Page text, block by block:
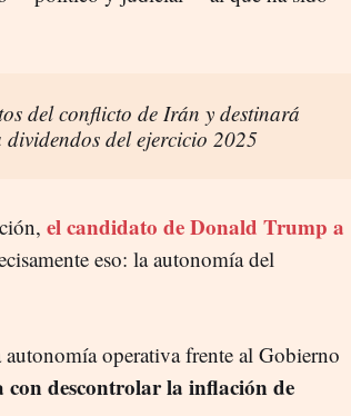
del conflicto de Irán y destinará
del ejercicio 2025
el candidato de Donald Trump a
eso: la autonomía del
autonomía operativa frente al Gobierno
descontrolar la inflación de